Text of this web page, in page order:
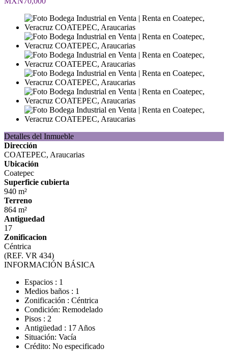
Detalles del Inmueble
Dirección
COATEPEC, Araucarias
Ubicación
Coatepec
Superficie cubierta
940 m²
Terreno
864 m²
Antiguedad
17
Zonificacion
Céntrica
(REF. VR 434)
INFORMACIÓN BÁSICA
Espacios : 1
Medios baños : 1
Zonificación : Céntrica
Condición: Remodelado
Pisos : 2
Antigüedad : 17 Años
Situación: Vacía
Crédito: No especificado